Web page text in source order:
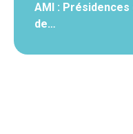
AMI :
de…